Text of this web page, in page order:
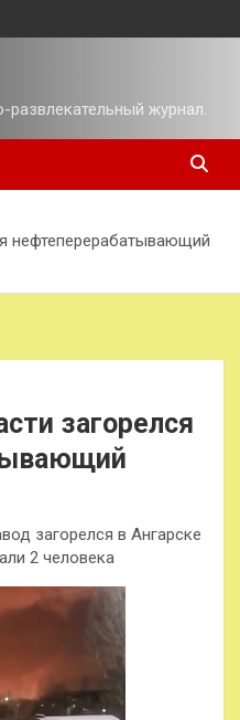
журнал.
нефтеперерабатывающий
загорелся
загорелся в Ангарске
2 человека